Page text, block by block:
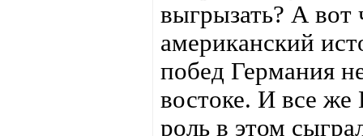
выгрызать? А
американский
побед Германия
востоке. И все же
роль в этом